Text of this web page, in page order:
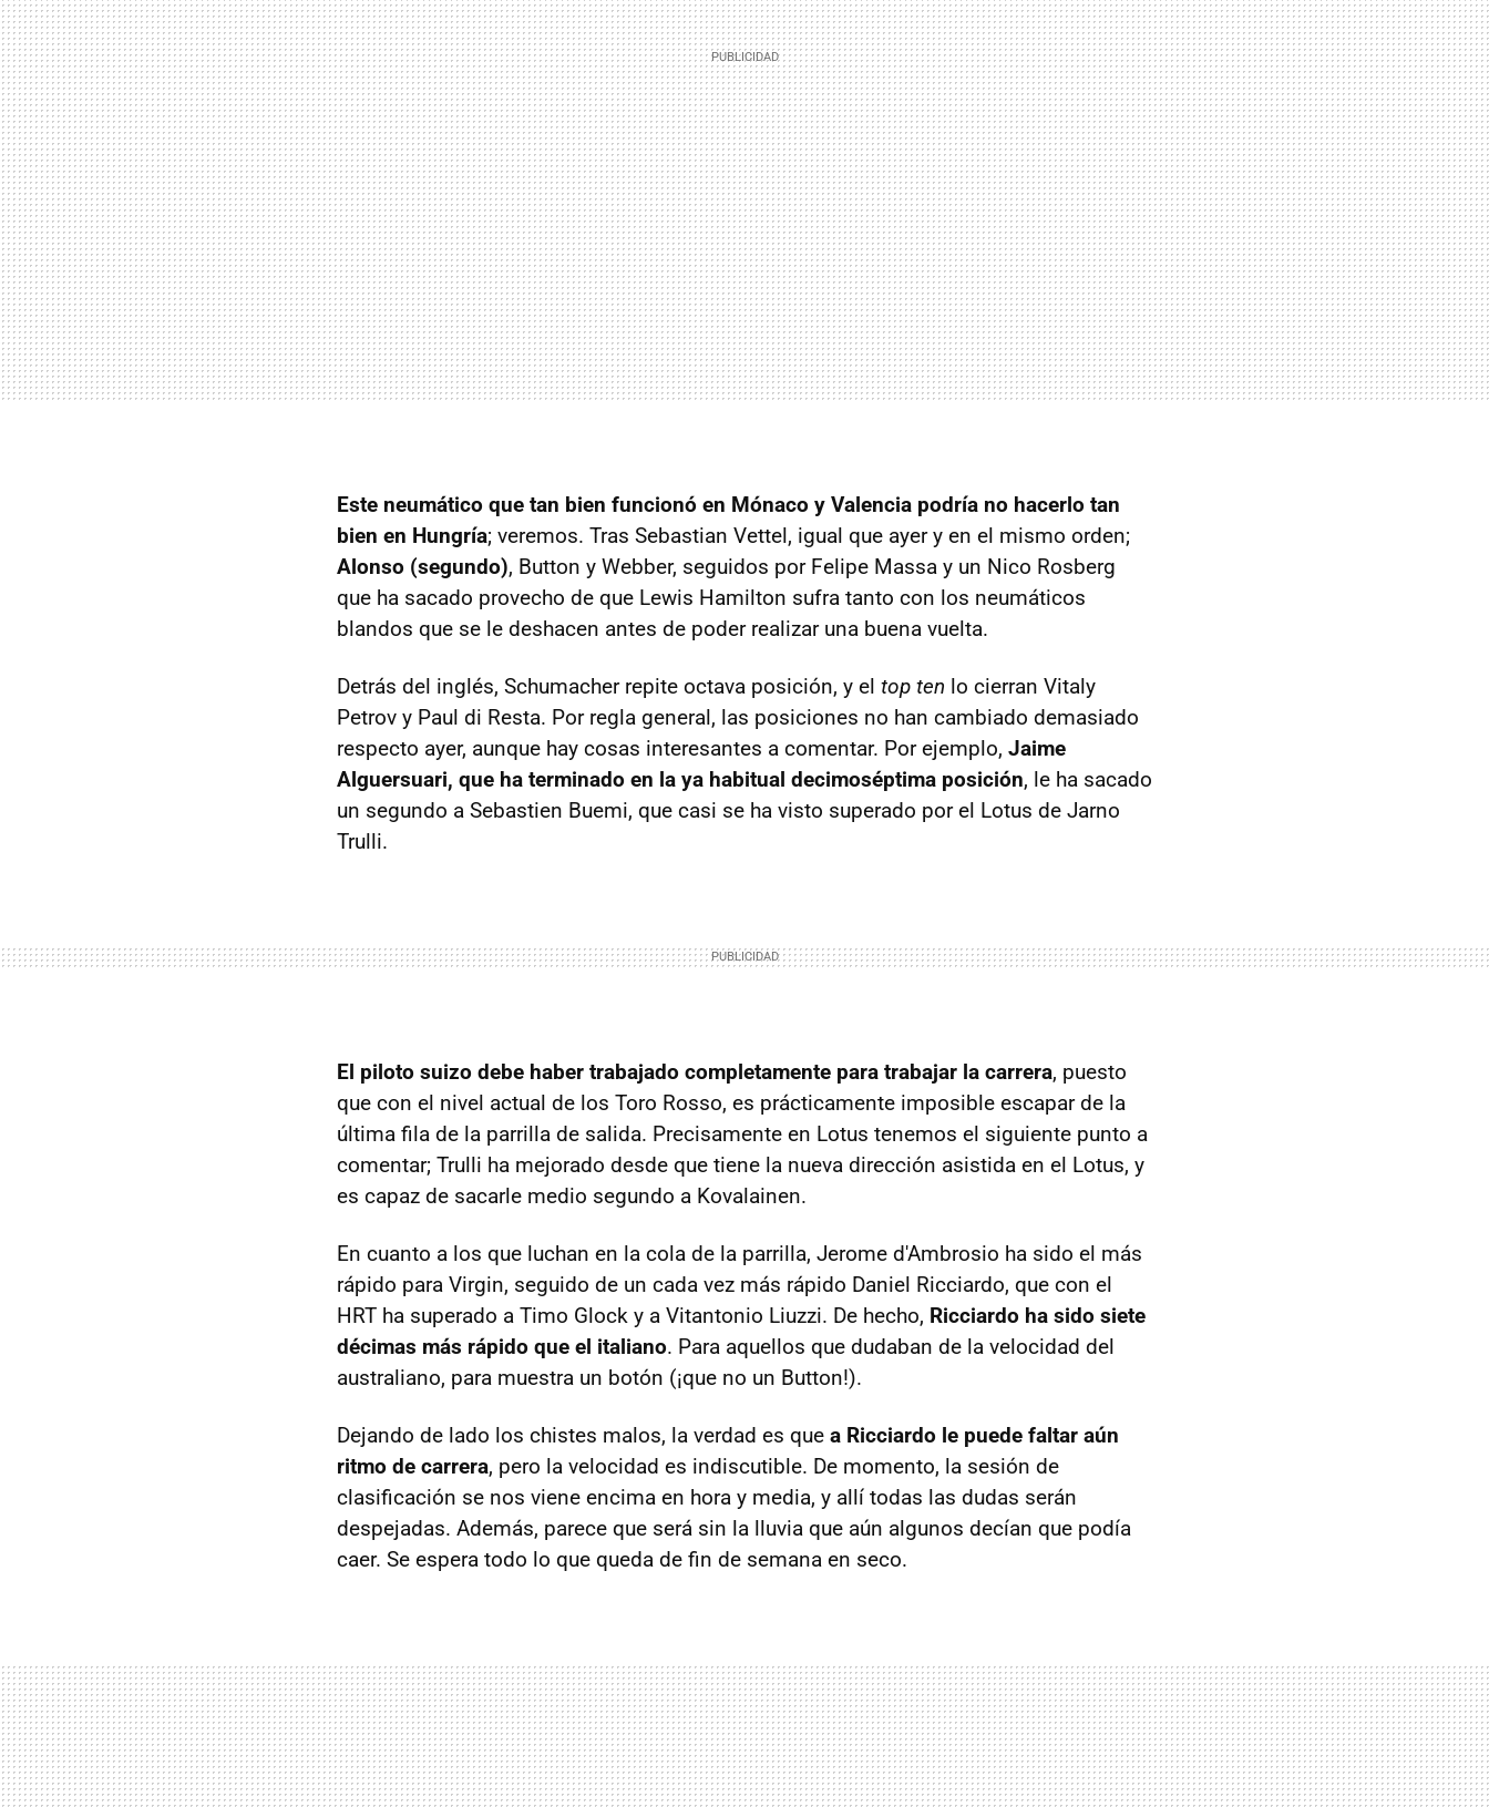
Este neumático que tan bien funcionó en Mónaco y Valencia podría no hacerlo tan
bien en Hungría; veremos. Tras Sebastian Vettel, igual que ayer y en el mismo orden;
Alonso (segundo), Button y Webber, seguidos por Felipe Massa y un Nico Rosberg
que ha sacado provecho de que Lewis Hamilton sufra tanto con los neumáticos
blandos que se le deshacen antes de poder realizar una buena vuelta.
Detrás del inglés, Schumacher repite octava posición, y el top ten lo cierran Vitaly
Petrov y Paul di Resta. Por regla general, las posiciones no han cambiado demasiado
respecto ayer, aunque hay cosas interesantes a comentar. Por ejemplo, Jaime
Alguersuari, que ha terminado en la ya habitual decimoséptima posición, le ha sacado
un segundo a Sebastien Buemi, que casi se ha visto superado por el Lotus de Jarno
Trulli.
El piloto suizo debe haber trabajado completamente para trabajar la carrera, puesto
que con el nivel actual de los Toro Rosso, es prácticamente imposible escapar de la
última fila de la parrilla de salida. Precisamente en Lotus tenemos el siguiente punto a
comentar; Trulli ha mejorado desde que tiene la nueva dirección asistida en el Lotus, y
es capaz de sacarle medio segundo a Kovalainen.
En cuanto a los que luchan en la cola de la parrilla, Jerome d'Ambrosio ha sido el más
rápido para Virgin, seguido de un cada vez más rápido Daniel Ricciardo, que con el
HRT ha superado a Timo Glock y a Vitantonio Liuzzi. De hecho, Ricciardo ha sido siete
décimas más rápido que el italiano. Para aquellos que dudaban de la velocidad del
australiano, para muestra un botón (¡que no un Button!).
Dejando de lado los chistes malos, la verdad es que a Ricciardo le puede faltar aún
ritmo de carrera, pero la velocidad es indiscutible. De momento, la sesión de
clasificación se nos viene encima en hora y media, y allí todas las dudas serán
despejadas. Además, parece que será sin la lluvia que aún algunos decían que podía
caer. Se espera todo lo que queda de fin de semana en seco.